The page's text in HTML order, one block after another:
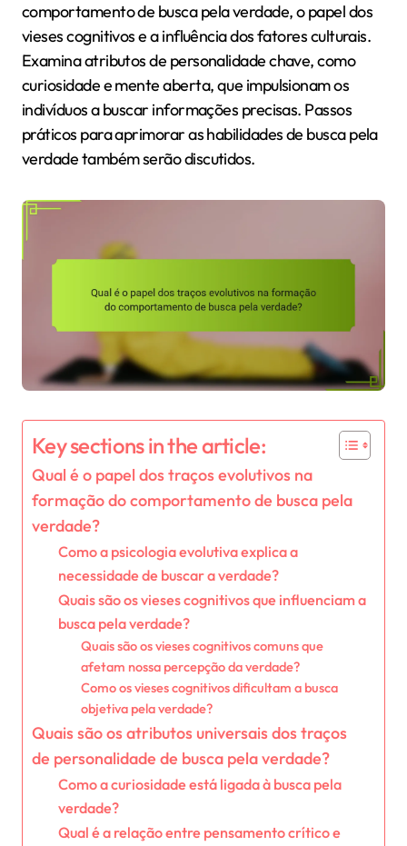
comportamento de busca pela verdade, o papel dos
vieses cognitivos e a influência dos fatores culturais.
Examina atributos de personalidade chave, como
curiosidade e mente aberta, que impulsionam os
indivíduos a buscar informações precisas. Passos
práticos para aprimorar as habilidades de busca pela
verdade também serão discutidos.
Key sections in the article:
Qual é o papel dos traços evolutivos na
formação do comportamento de busca pela
verdade?
Como a psicologia evolutiva explica a
necessidade de buscar a verdade?
Quais são os vieses cognitivos que influenciam a
busca pela verdade?
Quais são os vieses cognitivos comuns que
afetam nossa percepção da verdade?
Como os vieses cognitivos dificultam a busca
objetiva pela verdade?
Quais são os atributos universais dos traços
de personalidade de busca pela verdade?
Como a curiosidade está ligada à busca pela
verdade?
Qual é a relação entre pensamento crítico e